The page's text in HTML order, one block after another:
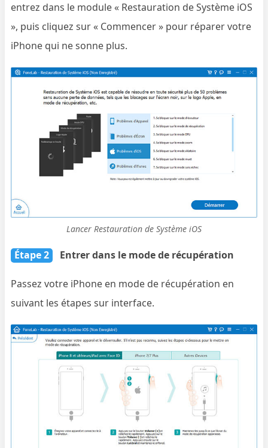
entrez dans le module « Restauration de Système iOS
», puis cliquez sur « Commencer » pour réparer votre
iPhone qui ne sonne plus.
Lancer Restauration de Système iOS
Étape 2 Entrer dans le mode de récupération
Passez votre iPhone en mode de récupération en
suivant les étapes sur interface.